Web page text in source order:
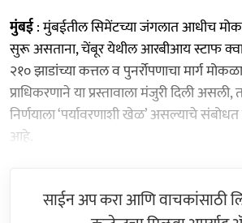
मुंबई: मुंबईतील सिमेंटच्या जंगलात आधीच
सुरू असताना, चेंबूर येथील आरबीआय स्टाफ
२१० झाडांच्या कत्तल व पुनर्रोपणाचा मार्ग
प्राधिकरणाने या प्रस्तावाला मंजुरी दिली असली,
निर्णयाला ‘पर्यावरणाशी खेळ’ असल्याचे संबोधत
आहे.
साईन अप करा आणि वाचकांसाठी